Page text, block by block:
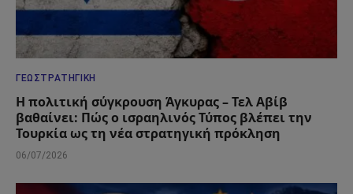
ΓΕΩΣΤΡΑΤΗΓΙΚΉ
Η πολιτική σύγκρουση Άγκυρας – Τελ Αβίβ
βαθαίνει: Πώς ο ισραηλινός Τύπος βλέπει την
Τουρκία ως τη νέα στρατηγική πρόκληση
06/07/2026